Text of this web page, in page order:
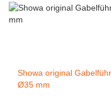
Showa original
Ø35 mm